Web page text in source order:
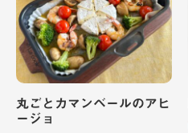
丸ごとカマンベールのアヒ
ージョ